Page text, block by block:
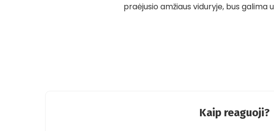
praėjusio amžiaus viduryje, bus galima
Kaip reaguoji?